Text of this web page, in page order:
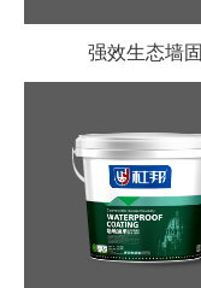
强效生态墙固